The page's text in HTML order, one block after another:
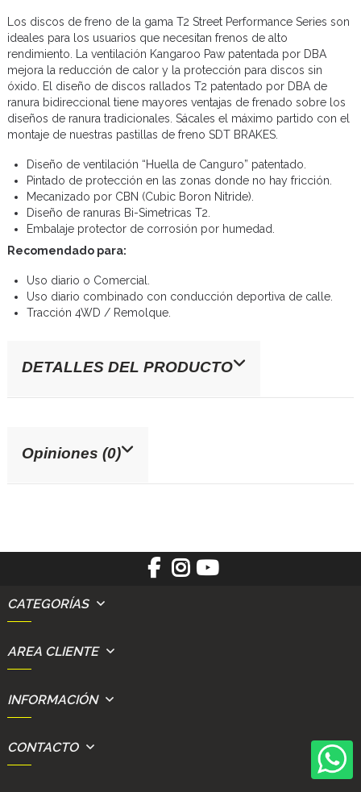
Los discos de freno de la gama T2 Street Performance Series son
ideales para los usuarios que necesitan frenos de alto
rendimiento. La ventilación Kangaroo Paw patentada por DBA
mejora la reducción de calor y la protección para discos sin
óxido. El diseño de discos rallados T2 patentado por DBA de
ranura bidireccional tiene mayores ventajas de frenado sobre los
diseños de ranura tradicionales. Sácales el máximo partido con el
montaje de nuestras pastillas de freno SDT BRAKES.
Diseño de ventilación “Huella de Canguro” patentado.
Pintado de protección en las zonas donde no hay fricción.
Mecanizado por CBN (Cubic Boron Nitride).
Diseño de ranuras Bi-Simetricas T2.
Embalaje protector de corrosión por humedad.
Recomendado para:
Uso diario o Comercial.
Uso diario combinado con conducción deportiva de calle.
Tracción 4WD / Remolque.
DETALLES DEL PRODUCTO
Opiniones (0)
CATEGORÍAS
AREA CLIENTE
INFORMACIÓN
CONTACTO